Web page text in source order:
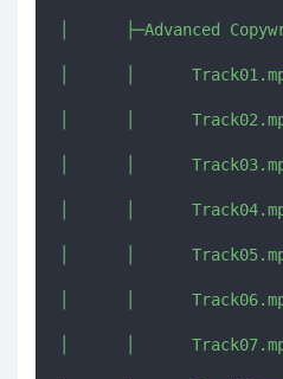
│      ├─Advanced
│      │
│      │
│      │
│      │
│      │
│      │
│      │